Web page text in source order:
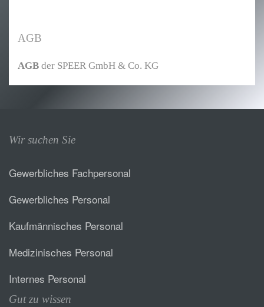
AGB
AGB der SPEER GmbH & Co. KG
Wir suchen Sie
Gewerbliches Fachpersonal
Gewerbliches Personal
Kaufmännisches Personal
Medizinisches Personal
Internes Personal
Gut zu wissen